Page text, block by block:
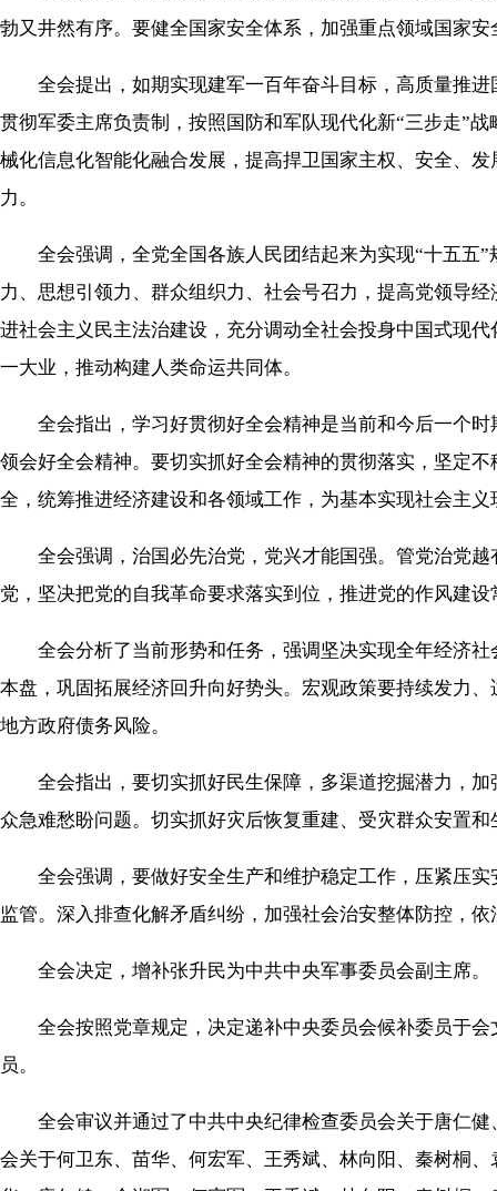
勃又井然有序。要健全国家安全体系，加强重点领域国家
全会提出，如期实现建军一百年奋斗目标，高质量推进
贯彻军委主席负责制，按照国防和军队现代化新“三步走”
械化信息化智能化融合发展，提高捍卫国家主权、安全、
力。
全会强调，全党全国各族人民团结起来为实现“十五五”
力、思想引领力、群众组织力、社会号召力，提高党领导
进社会主义民主法治建设，充分调动全社会投身中国式现
一大业，推动构建人类命运共同体。
全会指出，学习好贯彻好全会精神是当前和今后一个时
领会好全会精神。要切实抓好全会精神的贯彻落实，坚定
全，统筹推进经济建设和各领域工作，为基本实现社会主
全会强调，治国必先治党，党兴才能国强。管党治党越
党，坚决把党的自我革命要求落实到位，推进党的作风建
全会分析了当前形势和任务，强调坚决实现全年经济社
本盘，巩固拓展经济回升向好势头。宏观政策要持续发力
地方政府债务风险。
全会指出，要切实抓好民生保障，多渠道挖掘潜力，加
众急难愁盼问题。切实抓好灾后恢复重建、受灾群众安置
全会强调，要做好安全生产和维护稳定工作，压紧压实
监管。深入排查化解矛盾纠纷，加强社会治安整体防控，
全会决定，增补张升民为中共中央军事委员会副主席。
全会按照党章规定，决定递补中央委员会候补委员于会
员。
全会审议并通过了中共中央纪律检查委员会关于唐仁健
会关于何卫东、苗华、何宏军、王秀斌、林向阳、秦树桐